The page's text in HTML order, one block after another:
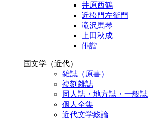
井原西鶴
近松門左衛門
滝沢馬琴
上田秋成
俳諧
国文学（近代）
雑誌（原書）
複刻雑誌
同人誌・地方誌・一般誌
個人全集
近代文学総論